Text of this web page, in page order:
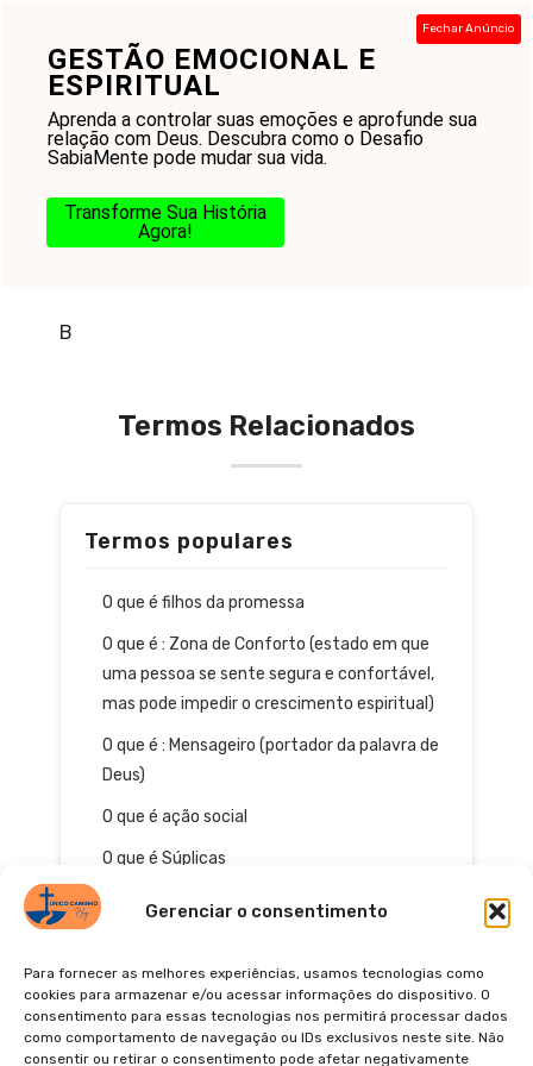
Gerenciar o consentimento
Para fornecer as melhores experiências, usamos tecnologias como
cookies para armazenar e/ou acessar informações do dispositivo. O
consentimento para essas tecnologias nos permitirá processar dados
como comportamento de navegação ou IDs exclusivos neste site. Não
consentir ou retirar o consentimento pode afetar negativamente
GESTÃO EMOCIONAL E
ESPIRITUAL
Aprenda a controlar suas emoções e aprofunde sua
relação com Deus. Descubra como o Desafio
SabiaMente pode mudar sua vida.
Transforme Sua História
Agora!
Fechar Anúncio
conteúdo
O que é batalha espiritual
B
Termos Relacionados
Termos populares
O que é filhos da promessa
O que é : Zona de Conforto (estado em que
uma pessoa se sente segura e confortável,
mas pode impedir o crescimento espiritual)
O que é : Mensageiro (portador da palavra de
Deus)
O que é ação social
O que é Súplicas